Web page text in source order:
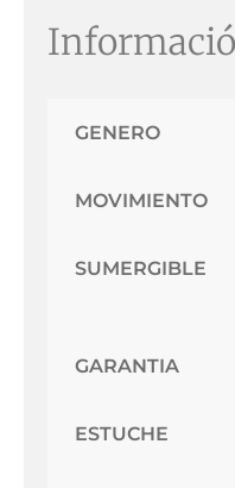
GENERO
MOVIMIENTO
SUMERGIBLE
GARANTIA
ESTUCHE